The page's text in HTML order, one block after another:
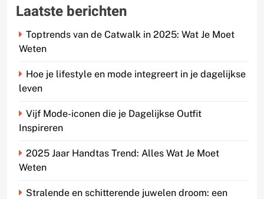
Laatste berichten
Toptrends van de Catwalk in 2025: Wat Je Moet
Weten
Hoe je lifestyle en mode integreert in je dagelijkse
leven
Vijf Mode-iconen die je Dagelijkse Outfit
Inspireren
2025 Jaar Handtas Trend: Alles Wat Je Moet
Weten
Stralende en schitterende juwelen droom: een